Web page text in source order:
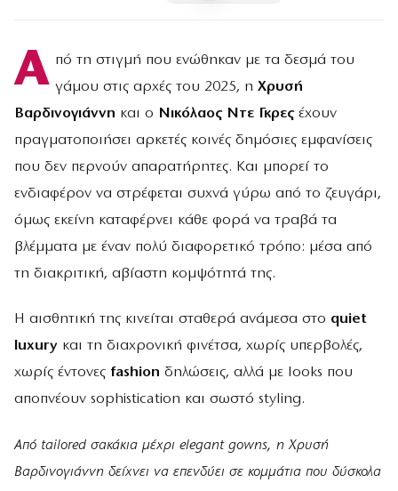
Α πό τη στιγμή που ενώθηκαν με τα δεσμά του
γάμου στις αρχές του 2025, η Χρυσή
Βαρδινογιάννη και ο Νικόλαος Ντε Γκρεςέχουν
πραγματοποιήσει αρκετές κοινές δημόσιες εμφανίσεις
που δεν περνούν απαρατήρητες. Και μπορεί το
ενδιαφέρον να στρέφεται συχνά γύρω από το ζευγάρι,
όμως εκείνη καταφέρνει κάθε φορά να τραβά τα
βλέμματα με έναν πολύ διαφορετικό τρόπο: μέσα από
τη διακριτική, αβίαστη κομψότητά της.
Η αισθητική της κινείται σταθερά ανάμεσα στο quiet
luxury και τη διαχρονική φινέτσα, χωρίς υπερβολές,
χωρίς έντονες fashion δηλώσεις, αλλά με looks που
αποπνέουν sophistication και σωστό styling.
Από tailored σακάκια μέχρι elegant gowns, η Χρυσή
Βαρδινογιάννη δείχνει να επενδύει σε κομμάτια που δύσκολα